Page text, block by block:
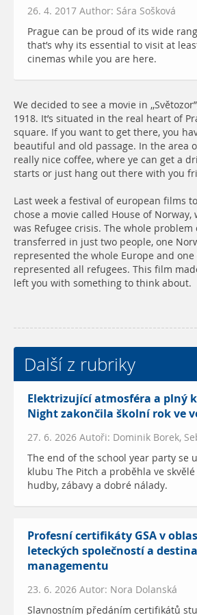
26. 4. 2017 Author: Sára Sošková
Prague can be proud of its wide
that’s why its essential to visit at
cinemas while you are here.
We decided to see a movie in
1918. It’s situated in the real heart of
square. If you want to get there, you
beautiful and old passage. In the area
really nice coffee, where ye can get a
starts or just hang out there with you
Last week a festival of european films
chose a movie called House of
was Refugee crisis. The whole
transferred in just two people, one
represented the whole Europe and one
represented all refugees. This film
left you with something to think about.
Další z rubriky
Elektrizující atmosféra a plný
Night zakončila školní rok ve
27. 6. 2026 Autoři: Dominik Borek,
The end of the school year party se
klubu The Pitch a proběhla ve
hudby, zábavy a dobré nálady.
Profesní certifikáty GSA v
leteckých společností a
managementu
23. 6. 2026 Autor: Nora Dolanská
Slavnostním předáním certifikátů